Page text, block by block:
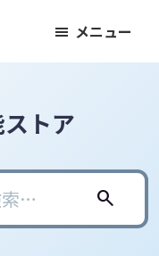
メニュー
トア
search